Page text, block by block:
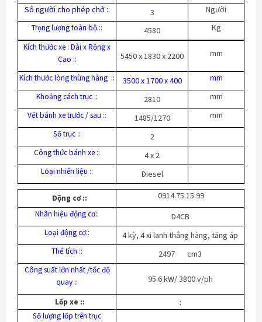
Số người cho phép chở ::
3 Người
Trọng lượng toàn bộ :: 4580 Kg
Kích thước xe : Dài x Rộng x
Cao ::
5450 x 1830 x 2200 mm
Kích thước lòng thùng hàng :: 3500 x 1700 x 400 mm
Khoảng cách trục :: 2810 mm
Vết bánh xe trước / sau :: 1485/1270 mm
Số trục :: 2
Công thức bánh xe :: 4 x 2
Loại nhiên liệu :: Diesel
Động cơ :: 0914.75.15.99
Nhãn hiệu động cơ:: D4CB
Loại động cơ:: 4 kỳ, 4 xi lanh thẳng hàng, tăng áp
Thể tích :: 2497 cm3
Công suất lớn nhất /tốc độ
quay ::
95.6 kW/ 3800 v/ph
Lốp xe :: :
Số lượng lốp trên trục